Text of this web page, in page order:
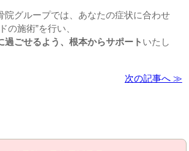
院グループでは、あなたの症状に合わせ
の施術”を行い、
過ごせるよう、根本からサポート いたし
次の記事へ ≫